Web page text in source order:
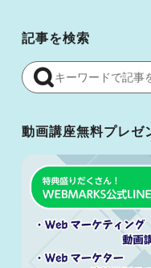
記事を検索
動画講座無料プレゼ